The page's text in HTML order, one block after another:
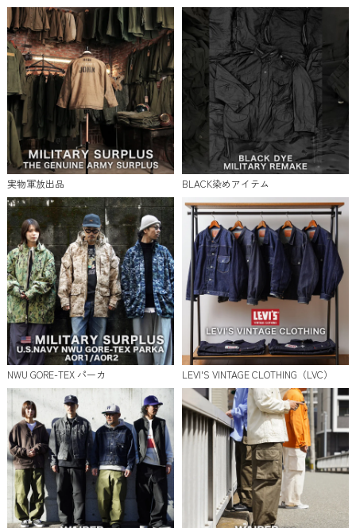
実物軍放出品 BLACK染めアイテム
NWU GORE-TEX パーカ LEVI'S VINTAGE CLOTHING（LVC）